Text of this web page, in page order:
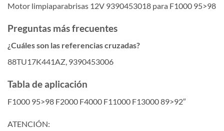
Motor limpiaparabrisas 12V 9390453018 para F1000 95>98
Preguntas más frecuentes
¿Cuáles son las referencias cruzadas?
88TU17K441AZ, 9390453006
Tabla de aplicación
F1000 95>98 F2000 F4000 F11000 F13000 89>92″
ATENCIÓN: